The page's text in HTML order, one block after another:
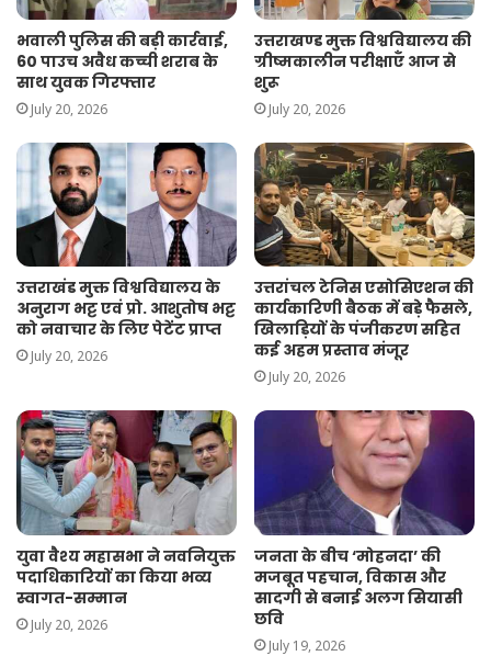
भवाली पुलिस की बड़ी कार्रवाई,
60 पाउच अवैध कच्ची शराब के
साथ युवक गिरफ्तार
July 20, 2026
उत्तराखण्ड मुक्त विश्वविद्यालय की
ग्रीष्मकालीन परीक्षाएँ आज से
शुरू
July 20, 2026
उत्तराखंड मुक्त विश्वविद्यालय के
अनुराग भट्ट एवं प्रो. आशुतोष भट्ट
को नवाचार के लिए पेटेंट प्राप्त
July 20, 2026
उत्तरांचल टेनिस एसोसिएशन की
कार्यकारिणी बैठक में बड़े फैसले,
खिलाड़ियों के पंजीकरण सहित
कई अहम प्रस्ताव मंजूर
July 20, 2026
युवा वैश्य महासभा ने नवनियुक्त
पदाधिकारियों का किया भव्य
स्वागत-सम्मान
July 20, 2026
जनता के बीच ‘मोहनदा’ की
मजबूत पहचान, विकास और
सादगी से बनाई अलग सियासी
छवि
July 19, 2026